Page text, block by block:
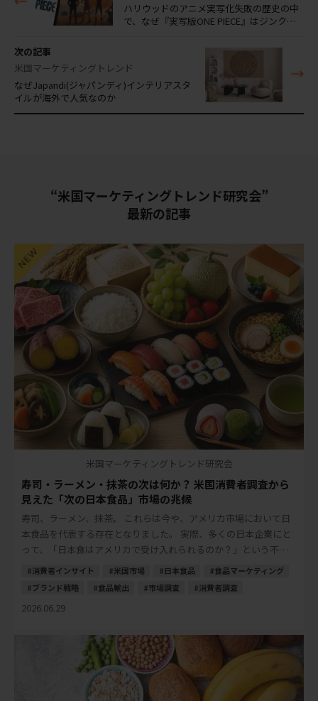
ハリウッドのアニメ実写化失敗の歴史の中
で、なぜ『実写版ONE PIECE』はジンク…
次の記事
米国マーケティングトレンド
なぜJapandi(ジャパンディ)インテリアスタ
イルが海外で人気なのか
“米国マーケティングトレンド研究会”
最新の記事
米国マーケティングトレンド研究会
寿司・ラーメン・抹茶の次は何か？ 米国消費者調査から
見えた「次の日本食品」市場の兆候
寿司、ラーメン、抹茶。 これらは今や、アメリカ市場において日
本食品を代表する存在となりました。 実際、多くの日本企業にと
って、「日本食はアメリカで受け入れられるのか？」という不安
は、以前ほど大きなテーマではなくなりました […]
消費者インサイト 米国市場 日本食品
食品マーケティング
ブランド戦略
食品輸出 市場調査 消費者調査
2026.06.29